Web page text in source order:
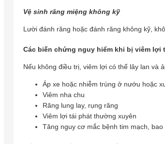
Vệ sinh răng miệng không kỹ
Lười đánh răng hoặc đánh răng không kỹ,
Các biến chứng nguy hiểm khi bị viêm lợi
Nếu không điều trị, viêm lợi có thể lây lan và
Áp xe hoặc nhiễm trùng ở nướu hoặc
Viêm nha chu
Răng lung lay, rụng răng
Viêm lợi tái phát thường xuyên
Tăng nguy cơ mắc bệnh tim mạch,